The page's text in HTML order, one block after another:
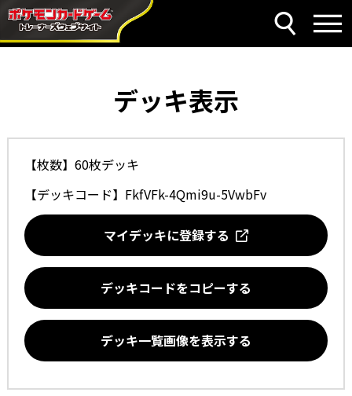
デッキ表示
【枚数】60枚デッキ
【デッキコード】 FkfVFk-4Qmi9u-5VwbFv
マイデッキに登録する
デッキコードをコピーする
デッキ一覧画像を表示する